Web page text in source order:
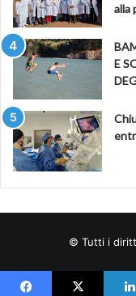
alla
E
© Tutti i